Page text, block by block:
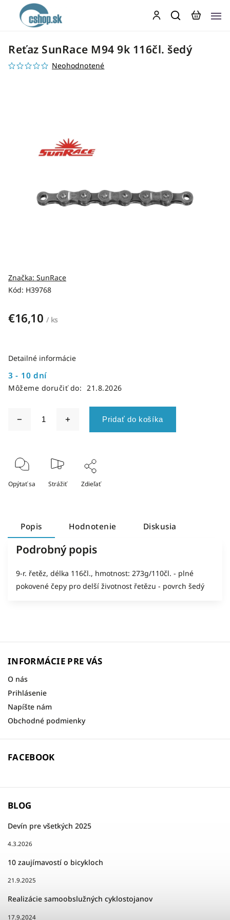
Reťaz SunRace M94 9k 116čl. šedý
Neohodnotené
Kód: H39768
Značka: SunRace
€16,10 / ks
3 - 10 dní
Môžeme doručiť do: 21.8.2026
Pridať do košíka
Detailné informácie
Opýtať sa Strážiť Zdieľať
Popis Hodnotenie Diskusia
Podrobný popis
9-r. řetěz, délka 116čl., hmotnost: 273g/110čl. - plné
pokovené čepy pro delší životnost řetězu - povrch šedý
INFORMÁCIE PRE VÁS
O nás
Prihlásenie
Napíšte nám
Obchodné podmienky
FACEBOOK
BLOG
Devín pre všetkých 2025
4.3.2026
10 zaujímavostí o bicykloch
21.9.2025
Realizácie samoobslužných cyklostojanov
17.9.2024